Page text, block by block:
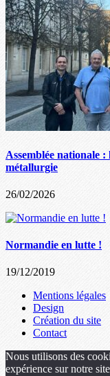
Assemblée nationale
métallurgie
26/02/2026
Normandie en lutte !
19/12/2019
Mentions légales
Design
Création du site
Contact
Nous utilisons des
expérience sur notre